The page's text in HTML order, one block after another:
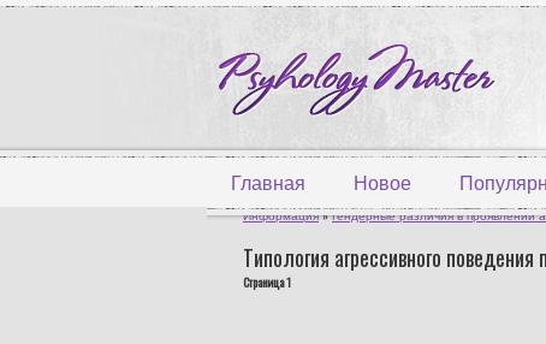
Главная Новое
Информация»Гендерные различия в проявлении
Типология агрессивного поведения
Страница 1